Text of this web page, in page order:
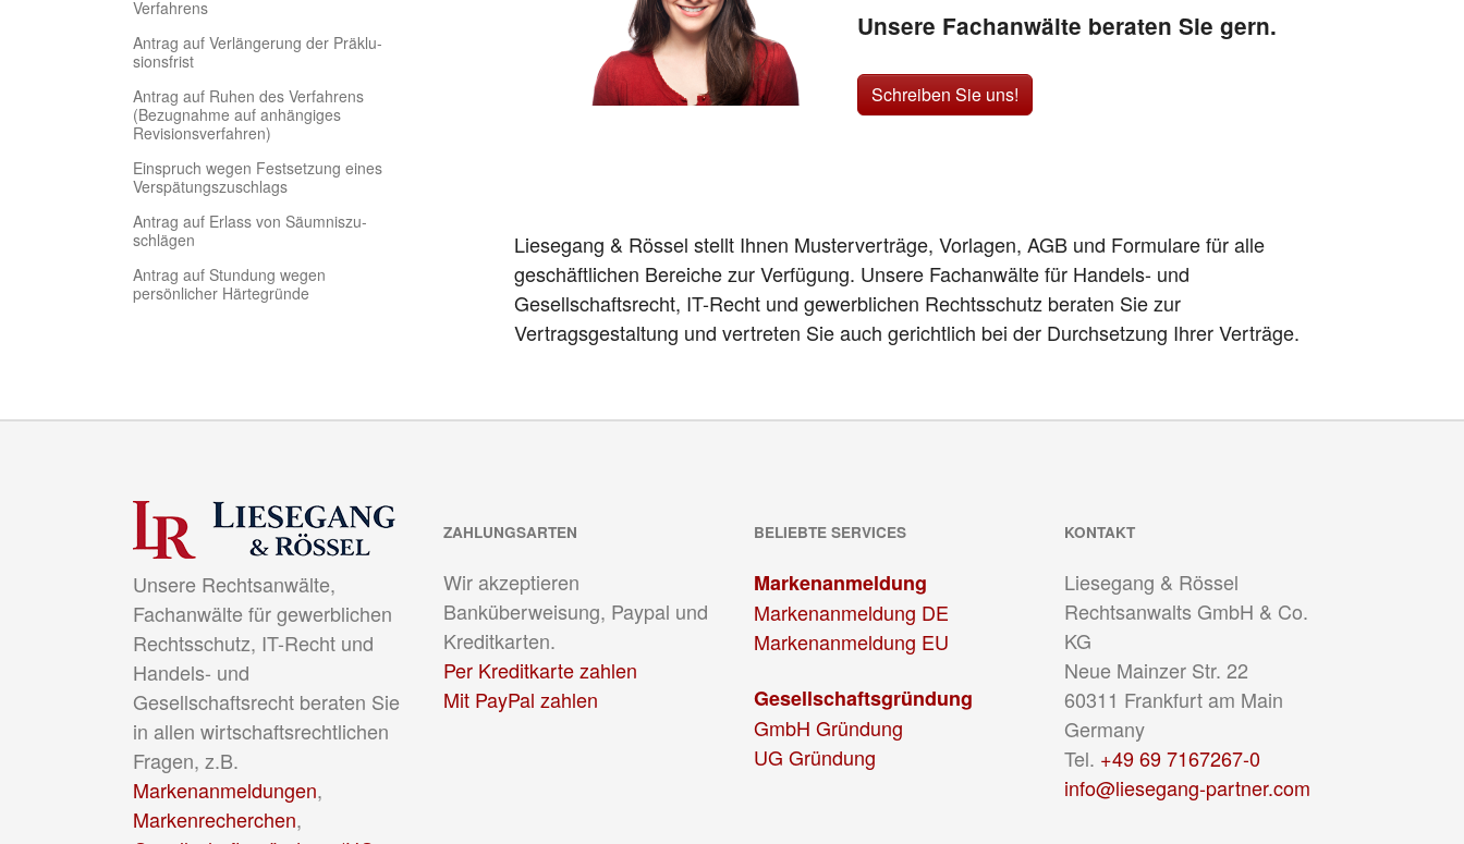
Verfahrens
Antrag auf Verlängerung der Präklu-
sionsfrist
Antrag auf Ruhen des Verfahrens
(Bezugnahme auf anhängiges
Revisionsverfahren)
Einspruch wegen Festsetzung eines
Verspätungszuschlags
Antrag auf Erlass von Säumniszu-
schlägen
Antrag auf Stundung wegen
persönlicher Härtegründe
Unsere Fachanwälte beraten Sie gern.
Schreiben Sie uns!
Liesegang & Rössel stellt Ihnen Musterverträge, Vorlagen, AGB und Formulare für alle
geschäftlichen Bereiche zur Verfügung. Unsere Fachanwälte für Handels- und
Gesellschaftsrecht, IT-Recht und gewerblichen Rechtsschutz beraten Sie zur
Vertragsgestaltung und vertreten Sie auch gerichtlich bei der Durchsetzung Ihrer Verträge.
Unsere Rechtsanwälte,
Fachanwälte für gewerblichen
Rechtsschutz, IT-Recht und
Handels- und
Gesellschaftsrecht beraten Sie
in allen wirtschaftsrechtlichen
Fragen, z.B.
Markenanmeldungen,
Markenrecherchen,
ZAHLUNGSARTEN
Wir akzeptieren
Banküberweisung, Paypal und
Kreditkarten.
Per Kreditkarte zahlen
Mit PayPal zahlen
BELIEBTE SERVICES
Markenanmeldung
Markenanmeldung DE
Markenanmeldung EU
Gesellschaftsgründung
GmbH Gründung
UG Gründung
KONTAKT
Liesegang & Rössel
Rechtsanwalts GmbH & Co.
KG
Neue Mainzer Str. 22
60311 Frankfurt am Main
Germany
Tel. +49 69 7167267-0
info@liesegang-partner.com